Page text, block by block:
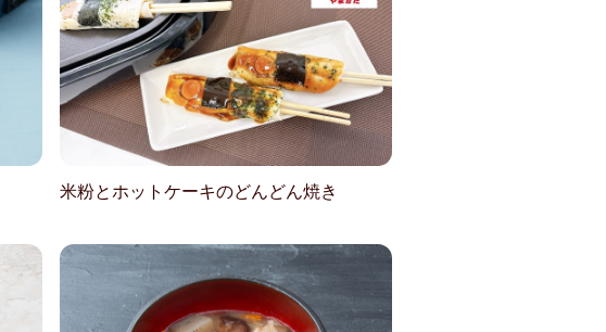
米粉とホットケーキのどんどん焼き